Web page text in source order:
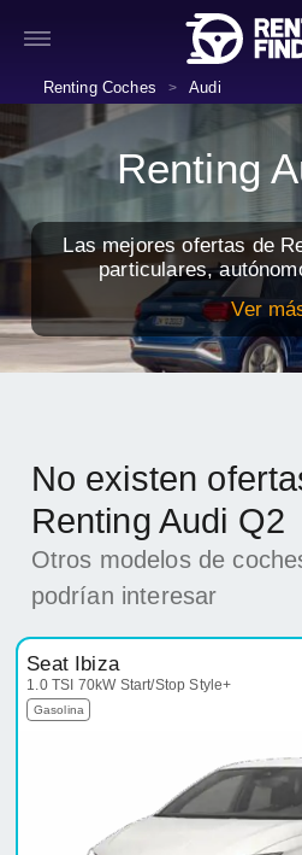
Renting Coches > Audi
Renting
Las mejores ofertas de
particulares,
Ver
No existen
Renting Audi Q2
Otros modelos de
podrían interesar
Seat Ibiza
1.0 TSI 70kW Start/Stop Style+
Gasolina